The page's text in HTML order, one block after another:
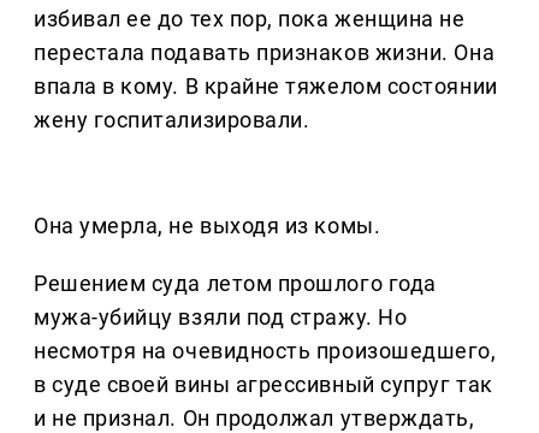
избивал ее до тех пор, пока женщина не
перестала подавать признаков жизни. Она
впала в кому. В крайне тяжелом состоянии
жену госпитализировали.
Она умерла, не выходя из комы.
Решением суда летом прошлого года
мужа-убийцу взяли под стражу. Но
несмотря на очевидность произошедшего,
в суде своей вины агрессивный супруг так
и не признал. Он продолжал утверждать,